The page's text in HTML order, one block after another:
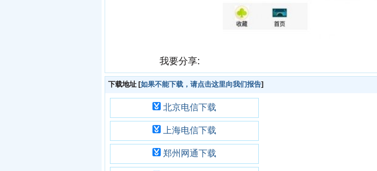
我要分享:
下载地址 [如果不能下载，请点击这里向我们报告]
北京电信下载
上海电信下载
郑州网通下载